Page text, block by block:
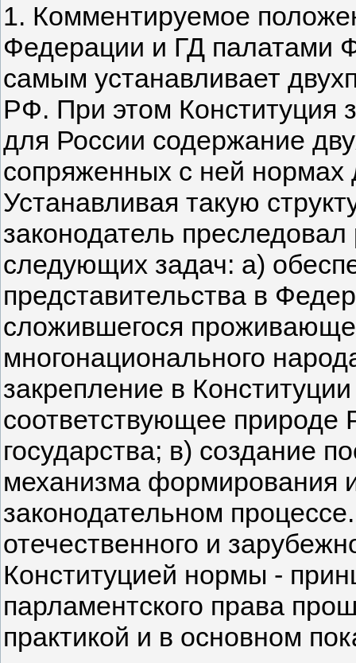
1. Комментируемое
Федерации и ГД палатами
самым устанавливает
РФ. При этом Конституция
для России содержание
сопряженных с ней нормах
Устанавливая такую
законодатель
следующих задач: а)
представительства в
сложившегося
многонационального
закрепление в
соответствующее природе
государства; в) создание
механизма формирования
законодательном
отечественного и
Конституцией нормы -
парламентского права
практикой и в основном